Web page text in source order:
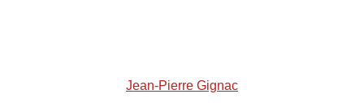
Jean-Pierre Gignac